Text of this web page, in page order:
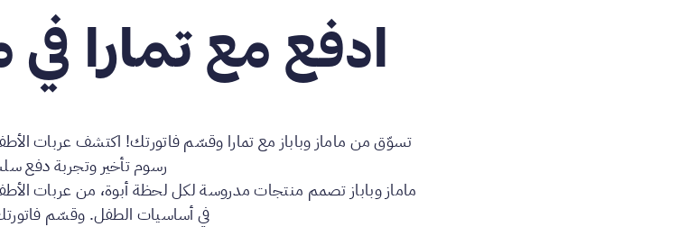
ادفع مع تمارا في
تسوّق من ماماز وباباز مع تمارا وقسّم فاتورتك! اكتشف عربات
رسوم تأخير وتجربة دفع
ماماز وباباز تصمم منتجات مدروسة لكل لحظة أبوة، من عربات
في أساسيات الطفل. وقسّم